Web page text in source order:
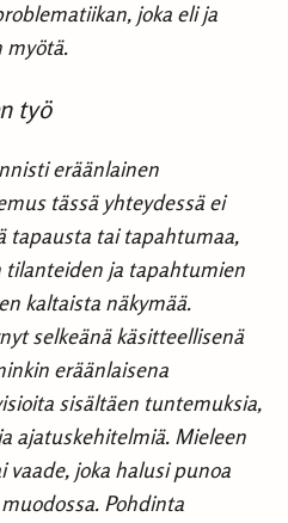
joka eli ja
myötä.
työ
eräänlainen
tässä yhteydessä ei
tapausta tai tapahtumaa,
tilanteiden ja tapahtumien
kaltaista näkymää.
selkeänä käsitteellisenä
eräänlaisena
sisältäen tuntemuksia,
ajatuskehitelmiä. Mieleen
joka halusi punoa
Pohdinta